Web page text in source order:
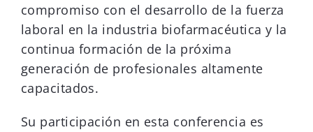
compromiso con el desarrollo de la fuerza
laboral en la industria biofarmacéutica y la
continua formación de la próxima
generación de profesionales altamente
capacitados.
Su participación en esta conferencia es